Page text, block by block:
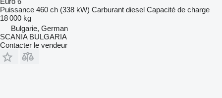
Puissance 460 ch (338 kW) Carburant diesel Capacité de charge
18 000 kg
Bulgarie, German
SCANIA BULGARIA
Contacter le vendeur